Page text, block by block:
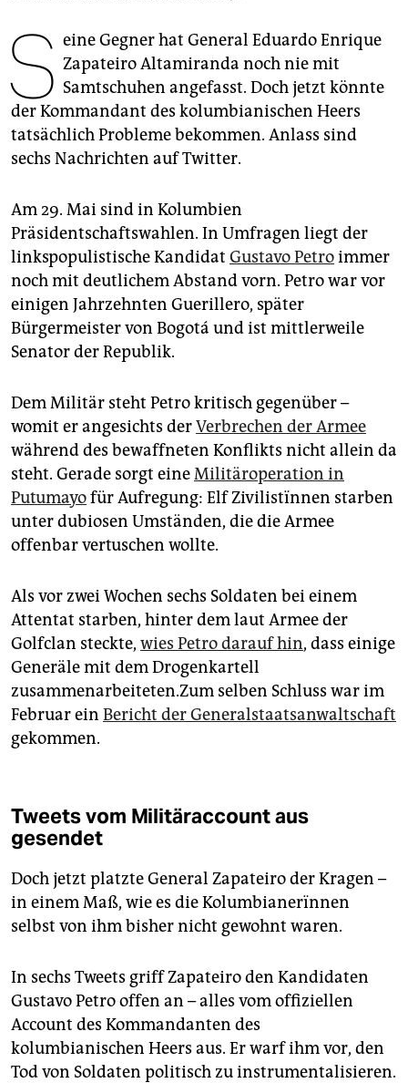
genossenschaft
epaper login
S eine Gegner hat General Eduar­do Enrique
Zapateiro Altamiranda noch nie mit
Samtschuhen angefasst. Doch jetzt könnte
der Kommandant des kolum­bia­nischen Heers
tatsächlich Probleme bekommen. Anlass sind
sechs Nachrichten auf Twitter.
Am 29. Mai sind in Kolumbien
Präsidentschaftswahlen. In Umfragen liegt der
linkspopulistische Kandidat Gustavo Petroimmer
noch mit deutlichem Abstand vorn. Petro war vor
einigen Jahrzehnten Guerillero, später
Bürgermeister von Bogotá und ist mittlerweile
Senator der Republik.
Dem Militär steht Petro kritisch gegenüber –
womit er angesichts derVerbrechen der Armee
während des bewaffneten Konflikts nicht allein da
steht. Gerade sorgt eineMilitäroperation in
Putumayofür Aufregung: Elf Zivilistïnnen starben
unter dubiosen Umständen, die die Armee
offenbar vertuschen wollte.
Als vor zwei Wochen sechs Soldaten bei einem
Attentat starben, hinter dem laut Armee der
Golfclan steckte, wies Petro darauf hin, dass einige
Generäle mit dem Drogenkartell
zusammenarbeiteten.Zum selben Schluss war im
Februar ein Bericht der Generalstaatsanwaltschaft
gekommen.
Tweets vom Militäraccount aus
gesendet
Doch jetzt platzte General Zapateiro der Kragen –
in einem Maß, wie es die Kolumbianerïnnen
selbst von ihm bisher nicht gewohnt waren.
In sechs Tweets griff Zapateiro den Kandidaten
Gustavo Petro offen an – alles vom offiziellen
Account des Kommandanten des
kolumbianischen Heers aus. Er warf ihm vor, den
Tod von Soldaten politisch zu instrumentalisieren.